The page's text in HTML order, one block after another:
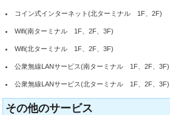
コイン式インターネット(北ターミナル 1F、2F)
Wifi(南ターミナル 1F、2F、3F)
Wifi(北ターミナル 1F、2F、3F)
公衆無線LANサービス(南ターミナル 1F、2F、3F)
公衆無線LANサービス(北ターミナル 1F、2F、3F)
その他のサービス